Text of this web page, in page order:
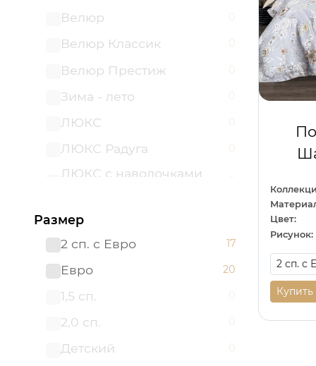
Велюр 0
Велюр Классик 0
Велюр Престиж 0
Зима - лето 0
ЛЮКС 0
ЛЮКС Радуга 0
ЛЮКС с наволочками
0
резинке
Мако - сатин 0
Поплин детский 0
Поплин ясельный 0
Премиум 0
Престиж 0
Размер
2 сп. с Евро
17
Евро 20
1,5 сп. 0
2,0 сп. 0
Детский 0
Цвет:
Рисунок:
Купить